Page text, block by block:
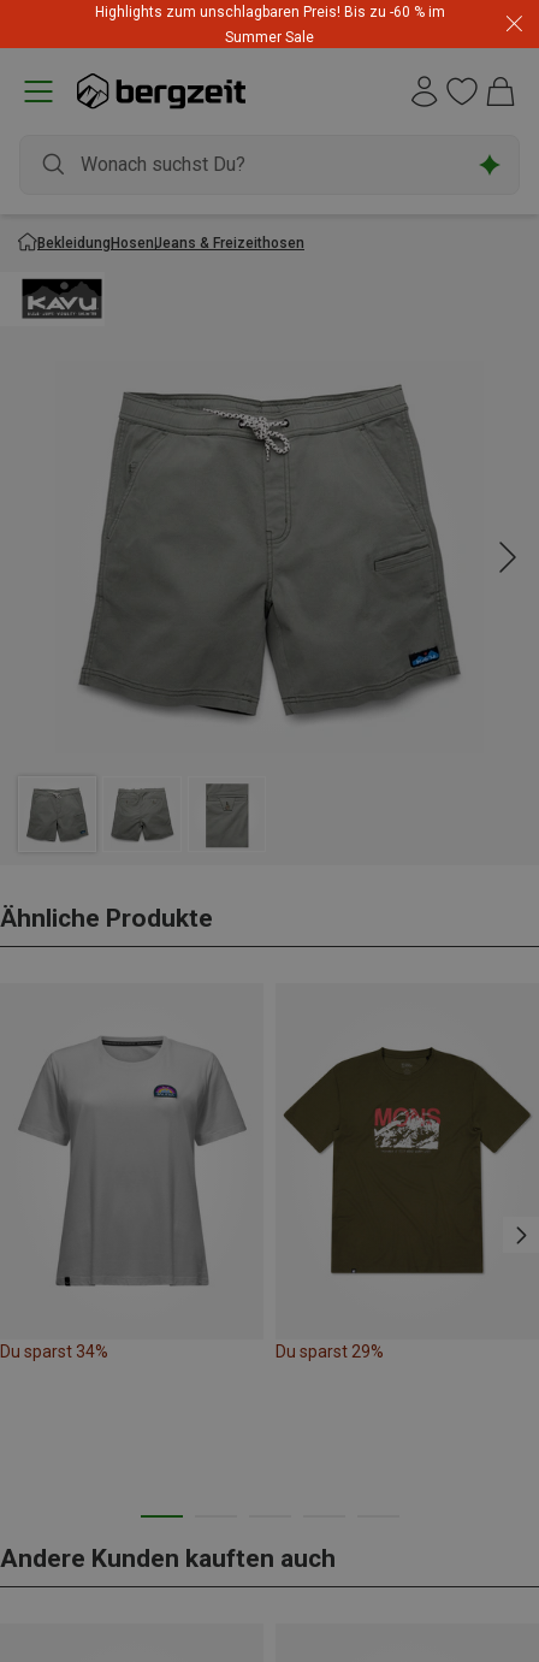
Highlights zum unschlagbaren Preis! Bis zu -60 % im
Summer Sale
BekleidungHosenJeans & Freizeithosen
Ähnliche Produkte
Du sparst 34% Du sparst 29%
Andere Kunden kauften auch